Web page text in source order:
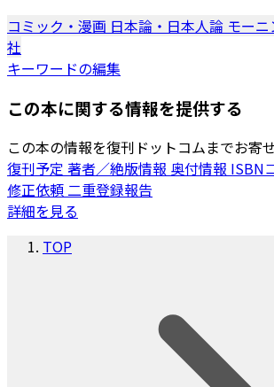
コミック・漫画 日本論・日本人論 モー
社
キーワードの編集
この本に関する情報を提供する
この本の情報を復刊ドットコムまでお寄
復刊予定 著者／絶版情報 奥付情報 ISBN
修正依頼 二重登録報告
詳細を見る
TOP